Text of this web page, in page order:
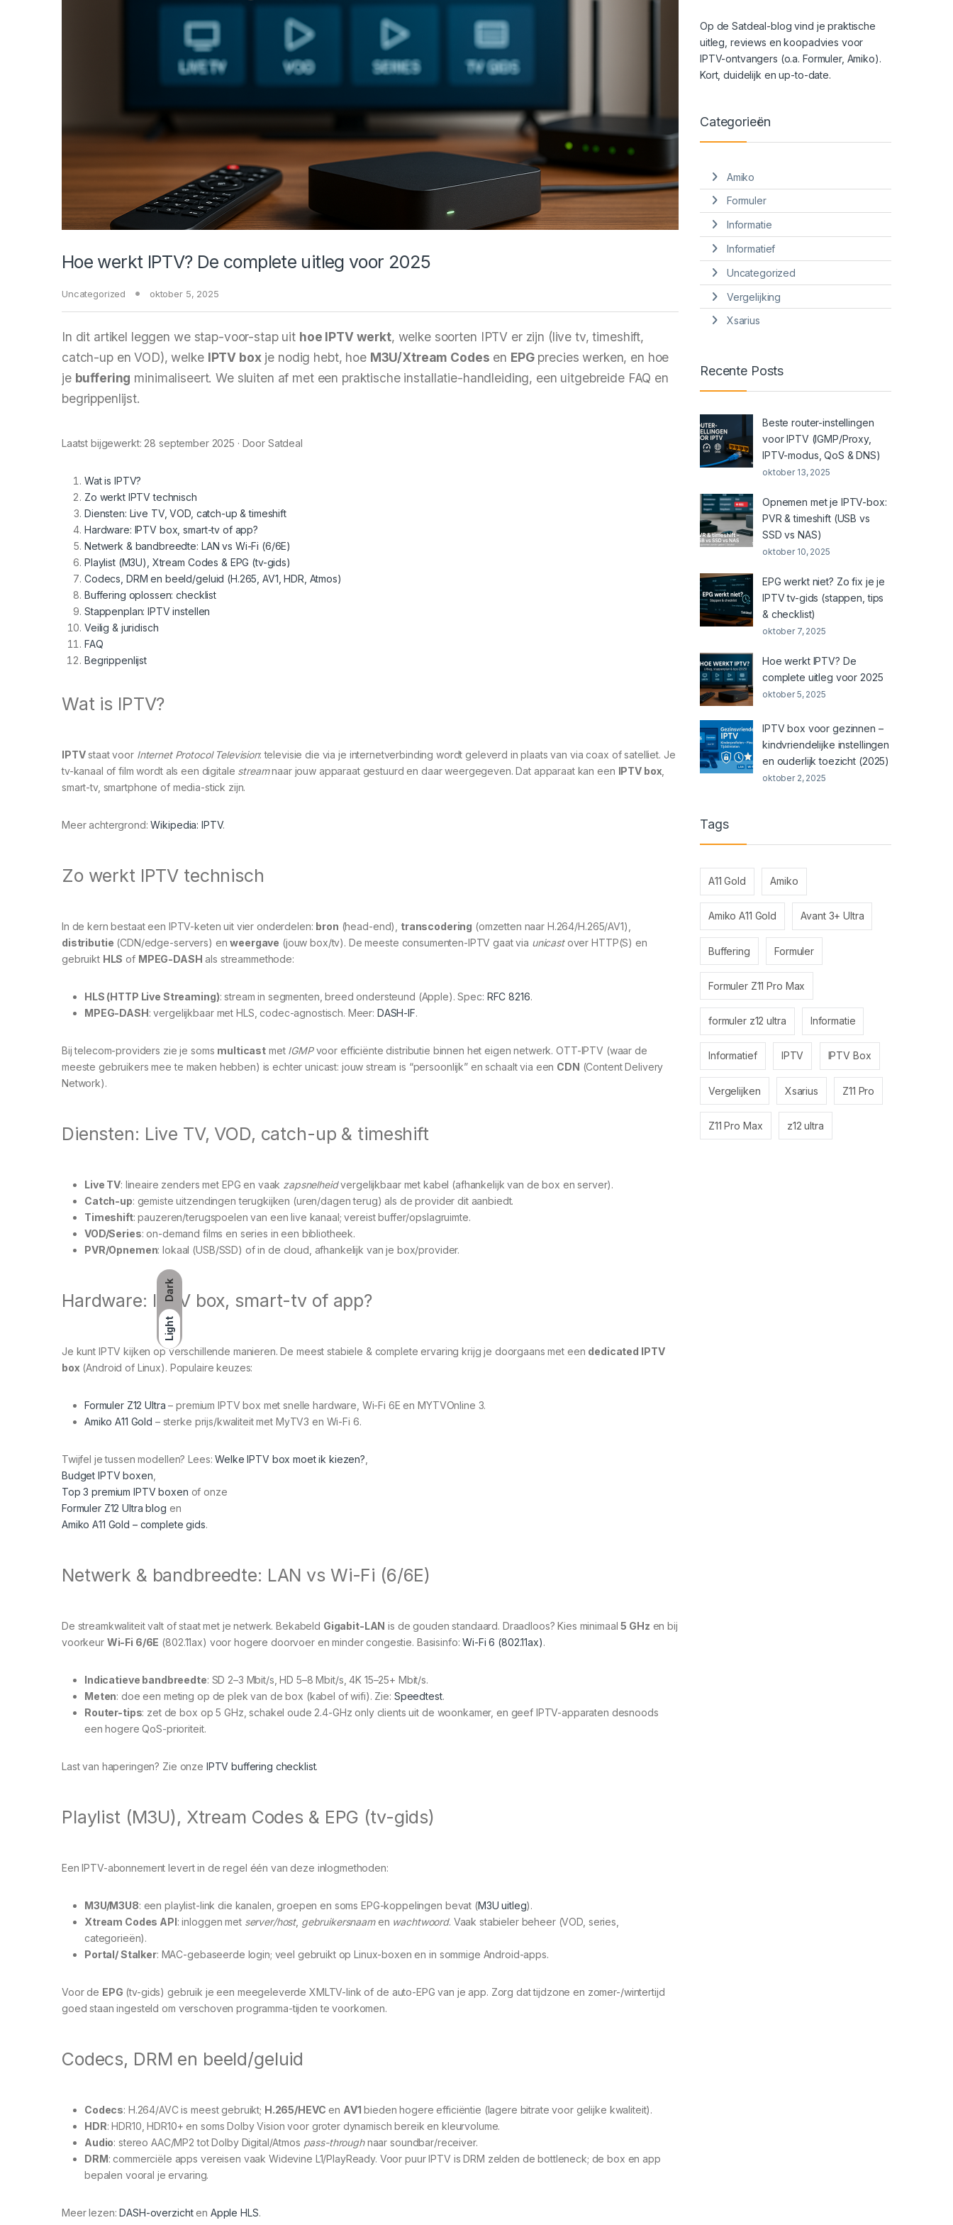
Dark
Light
Hoe werkt IPTV? De complete uitleg voor 2025
Uncategorized oktober 5, 2025
In dit artikel leggen we stap-voor-stap uit hoe IPTV werkt, welke soorten IPTV er zijn (live tv, timeshift,
catch-up en VOD), welke IPTV boxje nodig hebt, hoe M3U/Xtream Codes en EPGprecies werken, en hoe
je buffering minimaliseert. We sluiten af met een praktische installatie-handleiding, een uitgebreide FAQ en
begrippenlijst.
Laatst bijgewerkt: 28 september 2025 · Door Satdeal
Wat is IPTV?
Zo werkt IPTV technisch
Diensten: Live TV, VOD, catch-up & timeshift
Hardware: IPTV box, smart-tv of app?
Netwerk & bandbreedte: LAN vs Wi-Fi (6/6E)
Playlist (M3U), Xtream Codes & EPG (tv-gids)
Codecs, DRM en beeld/geluid (H.265, AV1, HDR, Atmos)
Buffering oplossen: checklist
Stappenplan: IPTV instellen
Veilig & juridisch
FAQ
Begrippenlijst
Wat is IPTV?
IPTVstaat voor Internet Protocol Television: televisie die via je internetverbinding wordt geleverd in plaats van via coax of satelliet. Je
tv-kanaal of film wordt als een digitale streamnaar jouw apparaat gestuurd en daar weergegeven. Dat apparaat kan een IPTV box
smart-tv, smartphone of media-stick zijn.
Meer achtergrond:Wikipedia: IPTV.
Zo werkt IPTV technisch
In de kern bestaat een IPTV-keten uit vier onderdelen: bron (head-end), transcodering (omzetten naar H.264/H.265/AV1),
distributie (CDN/edge-servers) enweergave (jouw box/tv). De meeste consumenten-IPTV gaat via unicastover HTTP(S) en
gebruikt HLS of MPEG-DASH als streammethode:
HLS (HTTP Live Streaming): stream in segmenten, breed ondersteund (Apple). Spec: RFC 8216.
MPEG-DASH: vergelijkbaar met HLS, codec-agnostisch. Meer: DASH-IF.
Bij telecom-providers zie je soms multicast met IGMPvoor efficiënte distributie binnen het eigen netwerk. OTT-IPTV (waar de
meeste gebruikers mee te maken hebben) is echter unicast: jouw stream is “persoonlijk” en schaalt via een CDN (Content Delivery
Network).
Diensten: Live TV, VOD, catch-up & timeshift
Live TV: lineaire zenders met EPG en vaak zapsnelheidvergelijkbaar met kabel (afhankelijk van de box en server).
Catch-up: gemiste uitzendingen terugkijken (uren/dagen terug) als de provider dit aanbiedt.
Timeshift: pauzeren/terugspoelen van een live kanaal; vereist buffer/opslagruimte.
VOD/Series: on-demand films en series in een bibliotheek.
PVR/Opnemen: lokaal (USB/SSD) of in de cloud, afhankelijk van je box/provider.
Hardware: IPTV box, smart-tv of app?
Je kunt IPTV kijken op verschillende manieren. De meest stabiele & complete ervaring krijg je doorgaans met een dedicated IPTV
box (Android of Linux). Populaire keuzes:
Formuler Z12 Ultra – premium IPTV box met snelle hardware, Wi-Fi 6E en MYTVOnline 3.
Amiko A11 Gold – sterke prijs/kwaliteit met MyTV3 en Wi-Fi 6.
Twijfel je tussen modellen? Lees:Welke IPTV box moet ik kiezen?
Budget IPTV boxen
Top 3 premium IPTV boxen of onze
Formuler Z12 Ultra blog en
Amiko A11 Gold – complete gids.
Netwerk & bandbreedte: LAN vs Wi-Fi (6/6E)
De streamkwaliteit valt of staat met je netwerk. Bekabeld Gigabit-LAN is de gouden standaard. Draadloos? Kies minimaal5 GHz en bij
voorkeur Wi-Fi 6/6E (802.11ax) voor hogere doorvoer en minder congestie. Basisinfo:Wi-Fi 6 (802.11ax).
Indicatieve bandbreedte: SD 2–3 Mbit/s, HD 5–8 Mbit/s, 4K 15–25+ Mbit/s.
Meten: doe een meting op de plek van de box (kabel of wifi). Zie: Speedtest.
Router-tips: zet de box op 5 GHz, schakel oude 2.4-GHz only clients uit de woonkamer, en geef IPTV-apparaten desnoods
een hogere QoS-prioriteit.
Last van haperingen? Zie onze IPTV buffering checklist.
Playlist (M3U), Xtream Codes & EPG (tv-gids)
Een IPTV-abonnement levert in de regel één van deze inlogmethoden:
M3U/M3U8: een playlist-link die kanalen, groepen en soms EPG-koppelingen bevat (M3U uitleg).
Xtream Codes API: inloggen met server/host, gebruikersnaamen wachtwoord. Vaak stabieler beheer (VOD, series,
categorieën).
Portal/ Stalker: MAC-gebaseerde login; veel gebruikt op Linux-boxen en in sommige Android-apps.
Voor de EPG (tv-gids) gebruik je een meegeleverde XMLTV-link of de auto-EPG van je app. Zorg dat tijdzone en zomer-/wintertijd
goed staan ingesteld om verschoven programma-tijden te voorkomen.
Codecs, DRM en beeld/geluid
Codecs: H.264/AVC is meest gebruikt; H.265/HEVC en AV1 bieden hogere efficiëntie (lagere bitrate voor gelijke kwaliteit).
HDR: HDR10, HDR10+ en soms Dolby Vision voor groter dynamisch bereik en kleurvolume.
Audio: stereo AAC/MP2 tot Dolby Digital/Atmos pass-throughnaar soundbar/receiver.
DRM: commerciële apps vereisen vaak Widevine L1/PlayReady. Voor puur IPTV is DRM zelden de bottleneck; de box en app
bepalen vooral je ervaring.
Meer lezen:DASH-overzichten Apple HLS.
Op de Satdeal-blog vind je praktische
uitleg, reviews en koopadvies voor
IPTV-ontvangers (o.a. Formuler, Amiko).
Kort, duidelijk en up-to-date.
Categorieën
Amiko
Formuler
Informatie
Informatief
Uncategorized
Vergelijking
Xsarius
Recente Posts
Beste router-instellingen
voor IPTV (IGMP/Proxy,
IPTV-modus, QoS & DNS)
oktober 13, 2025
Opnemen met je IPTV-box:
PVR & timeshift (USB vs
SSD vs NAS)
oktober 10, 2025
EPG werkt niet? Zo fix je je
IPTV tv-gids (stappen, tips
& checklist)
oktober 7, 2025
Hoe werkt IPTV? De
complete uitleg voor 2025
oktober 5, 2025
IPTV box voor gezinnen –
kindvriendelijke instellingen
en ouderlijk toezicht (2025)
oktober 2, 2025
Tags
A11 Gold Amiko
Amiko A11 Gold Avant 3+ Ultra
Buffering Formuler
Formuler Z11 Pro Max
formuler z12 ultra Informatie
Informatief IPTV IPTV Box
Vergelijken Xsarius Z11 Pro
Z11 Pro Max z12 ultra